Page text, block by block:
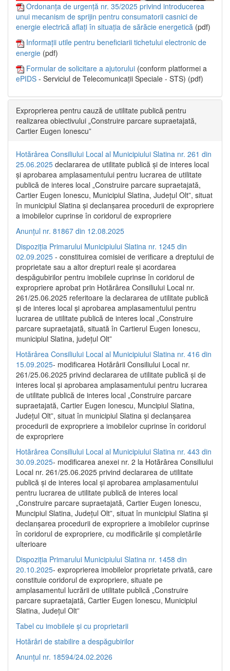
Ordonanța de urgență nr. 35/2025 privind introducerea
unui mecanism de sprijin pentru consumatorii casnici de
energie electrică aflați în situația de sărăcie energetică (pdf)
Informații utile pentru beneficiarii tichetului electronic de
energie (pdf)
Formular de solicitare a ajutorului (conform platformei a
ePIDS - Serviciul de Telecomunicații Speciale - STS) (pdf)
Exproprierea pentru cauză de utilitate publică pentru
realizarea obiectivului „Construire parcare supraetajată,
Cartier Eugen Ionescu”
Hotărârea Consiliului Local al Municipiului Slatina nr. 261 din
25.06.2025 declararea de utilitate publică și de interes local
și aprobarea amplasamentului pentru lucrarea de utilitate
publică de interes local „Construire parcare supraetajată,
Cartier Eugen Ionescu, Municipiul Slatina, Județul Olt”, situat
în municipiul Slatina și declanșarea procedurii de expropriere
a imobilelor cuprinse în coridorul de expropriere
Anunțul nr. 81867 din 12.08.2025
Dispoziția Primarului Municipiului Slatina nr. 1245 din
02.09.2025 - constituirea comisiei de verificare a dreptului de
proprietate sau a altor drepturi reale și acordarea
despăgubirilor pentru imobilele cuprinse în coridorul de
expropriere aprobat prin Hotărârea Consiliului Local nr.
261/25.06.2025 referitoare la declararea de utilitate publică
și de interes local și aprobarea amplasamentului pentru
lucrarea de utilitate publică de interes local „Construire
parcare supraetajată, situată în Cartierul Eugen Ionescu,
municipiul Slatina, județul Olt”
Hotărârea Consiliului Local al Municipiului Slatina nr. 416 din
15.09.2025- modificarea Hotărârii Consiliului Local nr.
261/25.06.2025 privind declararea de utilitate publică și de
interes local și aprobarea amplasamentului pentru lucrarea
de utilitate publică de interes local „Construire parcare
supraetajată, Cartier Eugen Ionescu, Muncipiul Slatina,
Județul Olt”, situat în municipiul Slatina și declanșarea
procedurii de expropriere a imobilelor cuprinse în coridorul
de expropriere
Hotărârea Consiliului Local al Municipiului Slatina nr. 443 din
30.09.2025- modificarea anexei nr. 2 la Hotărârea Consiliului
Local nr. 261/25.06.2025 privind declararea de utilitate
publică şi de interes local şi aprobarea amplasamentului
pentru lucrarea de utilitate publică de interes local
„Construire parcare supraetajată, Cartier Eugen Ionescu,
Muncipiul Slatina, Judeţul Olt”, situat în municipiul Slatina şi
declanşarea procedurii de expropriere a imobilelor cuprinse
în coridorul de expropriere, cu modificările şi completările
ulterioare
Dispoziția Primarului Municipiului Slatina nr. 1458 din
20.10.2025- exproprierea imobilelor proprietate privată, care
constituie coridorul de expropriere, situate pe
amplasamentul lucrării de utilitate publică „Construire
parcare supraetajată, Cartier Eugen Ionescu, Municipiul
Slatina, Județul Olt”
Tabel cu imobilele și cu proprietarii
Hotărâri de stabilire a despăgubirilor
Anunțul nr. 18594/24.02.2026